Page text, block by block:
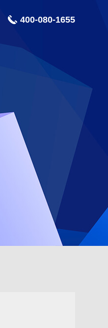
400-080-1655